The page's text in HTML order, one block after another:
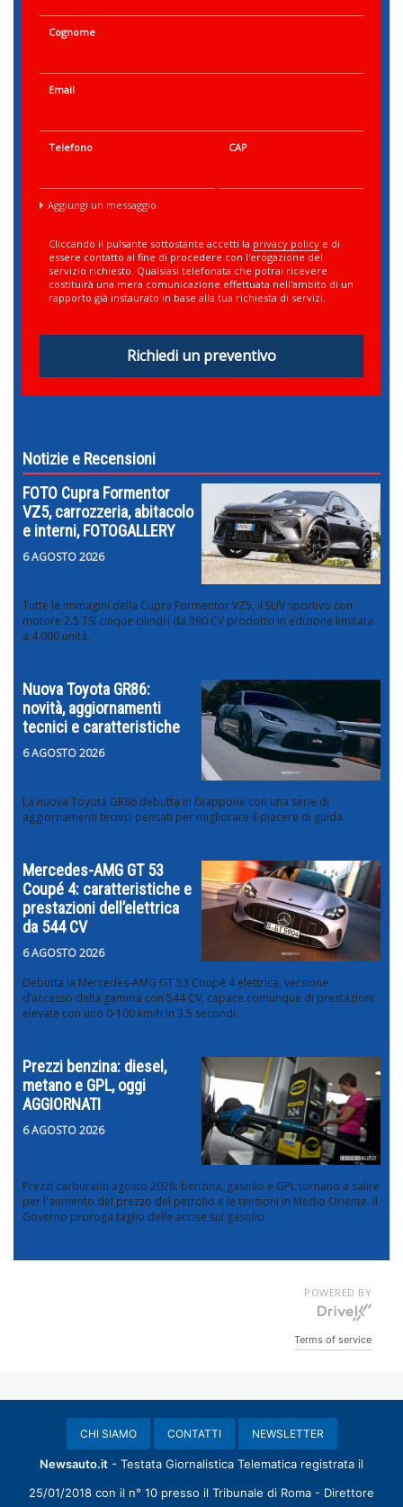
Cognome
Email
Telefono CAP
Aggiungi un messaggio
Cliccando il pulsante sottostante accetti la privacy policy e di
essere contatto al fine di procedere con l'erogazione del
servizio richiesto. Qualsiasi telefonata che potrai ricevere
costituirà una mera comunicazione effettuata nell'ambito di un
rapporto già instaurato in base alla tua richiesta di servizi.
Richiedi un preventivo
Notizie e Recensioni
FOTO Cupra Formentor
VZ5, carrozzeria, abitacolo
e interni, FOTOGALLERY
6 AGOSTO 2026
Tutte le immagini della Cupra Formentor VZ5, il SUV sportivo con
motore 2.5 TSI cinque cilindri da 390 CV prodotto in edizione limitata
a 4.000 unità.
Nuova Toyota GR86:
novità, aggiornamenti
tecnici e caratteristiche
6 AGOSTO 2026
La nuova Toyota GR86 debutta in Giappone con una serie di
aggiornamenti tecnici pensati per migliorare il piacere di guida.
Mercedes-AMG GT 53
Coupé 4: caratteristiche e
prestazioni dell’elettrica
da 544 CV
6 AGOSTO 2026
Debutta la Mercedes-AMG GT 53 Coupé 4 elettrica, versione
d’accesso della gamma con 544 CV, capace comunque di prestazioni
elevate con uno 0-100 km/h in 3,5 secondi.
Prezzi benzina: diesel,
metano e GPL, oggi
AGGIORNATI
6 AGOSTO 2026
Prezzi carburanti agosto 2026: benzina, gasolio e GPL tornano a salire
per l'aumento del prezzo del petrolio e le tensioni in Medio Oriente. Il
Governo proroga taglio delle accise sul gasolio.
POWERED BY
Terms of service
CHI SIAMO CONTATTI NEWSLETTER
Newsauto.it - Testata Giornalistica Telematica registrata il
25/01/2018 con il n° 10 presso il Tribunale di Roma - Direttore